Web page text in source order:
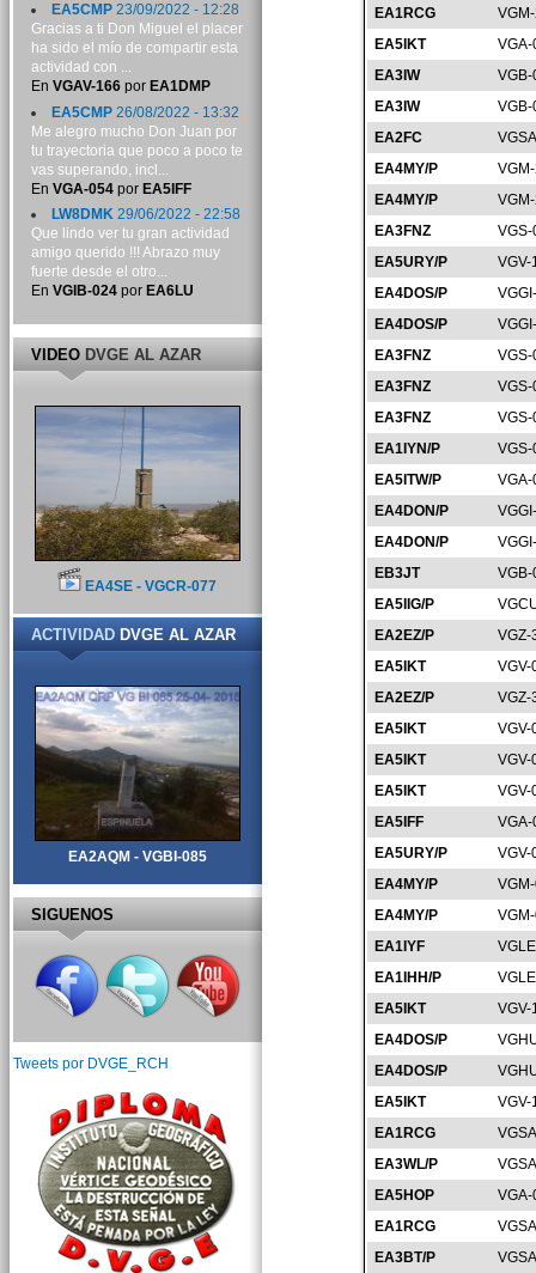
EA1RCG
EA5IKT
EA3IW
EA3IW
EA2FC
EA4MY/P
EA4MY/P
EA3FNZ
EA5URY/P
VGV-
EA4DOS/P
EA4DOS/P
EA3FNZ
EA3FNZ
EA3FNZ
EA1IYN/P
VGS-
EA5ITW/P
EA4DON/P
EA4DON/P
EB3JT
EA5IIG/P
EA2EZ/P
VGZ-
EA5IKT
VGV-
EA2EZ/P
VGZ-
EA5IKT
VGV-
EA5IKT
VGV-
EA5IKT
VGV-
EA5IFF
EA5URY/P
VGV-
EA4MY/P
EA4MY/P
EA1IYF
EA1IHH/P
EA5IKT
VGV-
EA4DOS/P
EA4DOS/P
EA5IKT
VGV-
EA1RCG
EA3WL/P
EA5HOP
EA1RCG
EA3BT/P
EA5CMP23/09/2022 - 12:28
Gracias a ti Don Miguel el placer
ha sido el mío de compartir esta
actividad con ...
En VGAV-166por EA1DMP
EA5CMP26/08/2022 - 13:32
Me alegro mucho Don Juan por
tu trayectoria que poco a poco te
vas superando, incl...
En VGA-054por EA5IFF
LW8DMK29/06/2022 - 22:58
Que lindo ver tu gran actividad
amigo querido !!! Abrazo muy
fuerte desde el otro...
En VGIB-024por EA6LU
VIDEODVGE AL AZAR
EA4SE - VGCR-077
ACTIVIDADDVGE AL AZAR
EA2AQM - VGBI-085
SIGUENOS
Tweets por DVGE_RCH